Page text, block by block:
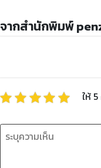
จากสำนักพิมพ์
ให้ 5